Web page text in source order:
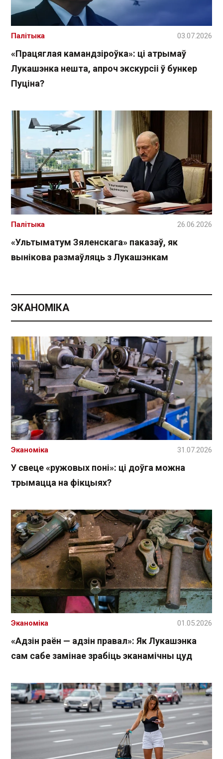
«Працяглая камандзіроўка»: ці атрымаў
Лукашэнка нешта, апроч экскурсіі ў бункер
Пуціна?
Палітыка 03.07.2026
«Ультыматум Зяленскага» паказаў, як
вынікова размаўляць з Лукашэнкам
Палітыка 26.06.2026
ЭКАНОМІКА
У свеце «ружовых поні»: ці доўга можна
трымацца на фікцыях?
Эканоміка 31.07.2026
«Адзін раён — адзін правал»: Як Лукашэнка
сам сабе замінае зрабіць эканамічны цуд
Эканоміка 01.05.2026